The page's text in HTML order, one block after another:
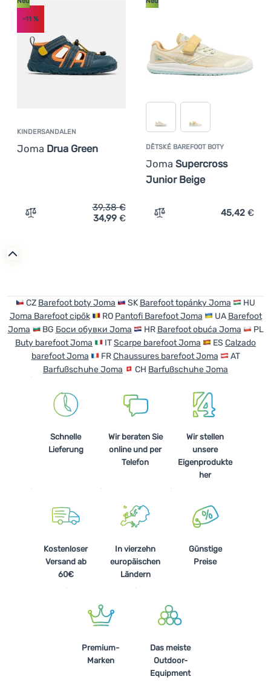
KINDERSANDALEN
Joma Drua Green
-11 %
Zum Vergleich 'Kindersandalen Joma Drua Green'
39,38€
34,99 €
DĚTSKÉ BAREFOOT BOTY
Joma Supercross
Junior Beige
Zum Vergleich 'Dětské
45,42 €
CZ Barefoot boty Joma SK Barefoot topánky Joma
HU
Joma Barefoot cipők
RO Pantofi Barefoot Joma UA Barefoot
Joma
BG Боси обувки Joma HR Barefoot obuća Joma
PL
Buty barefoot Joma
ITScarpe barefoot Joma ES Calzado
barefoot Joma
FRChaussures barefoot Joma
AT
Barfußschuhe Joma
CH Barfußschuhe Joma
Schnelle
Lieferung
Wir beraten Sie
online und per
Telefon
Wir stellen
unsere
Eigenprodukte
her
Kostenloser
Versand ab
60€
In vierzehn
europäischen
Ländern
Günstige
Preise
Premium-
Marken
Das meiste
Outdoor-
Equipment